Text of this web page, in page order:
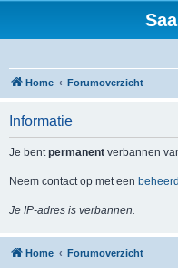
Home Forumoverzicht
Informatie
Je bentpermanent verbannen
Neem contact op met een
Je IP-adres is verbannen.
Home Forumoverzicht